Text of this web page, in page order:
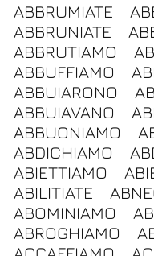
ABBRUMIATE
ABBRUNIATE
ABBRUTIAMO
ABBUFFIAMO
ABBUIARONO
ABBUIAVANO
ABBUONIAMO
ABDICHIAMO
ABIETTIAMO
ABILITIATE
ABOMINIAMO
ABROGHIAMO